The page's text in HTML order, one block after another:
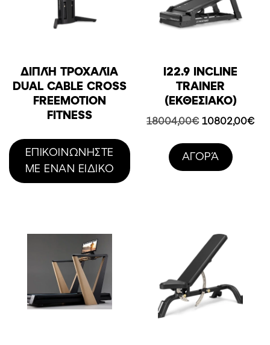
ΔΙΠΛΉ ΤΡΟΧΑΛΊΑ
DUAL CABLE CROSS
FREEMOTION
FITNESS
ΕΠΙΚΟΙΝΩΝΗΣΤΕ
ΜΕ ΕΝΑΝ ΕΙΔΙΚΟ
I22.9 INCLINE
TRAINER
(ΕΚΘΕΣΙΑΚΟ)
18004,00€ Original
was:
18004,00€.
10802,00€Η
AΓΟΡΆ